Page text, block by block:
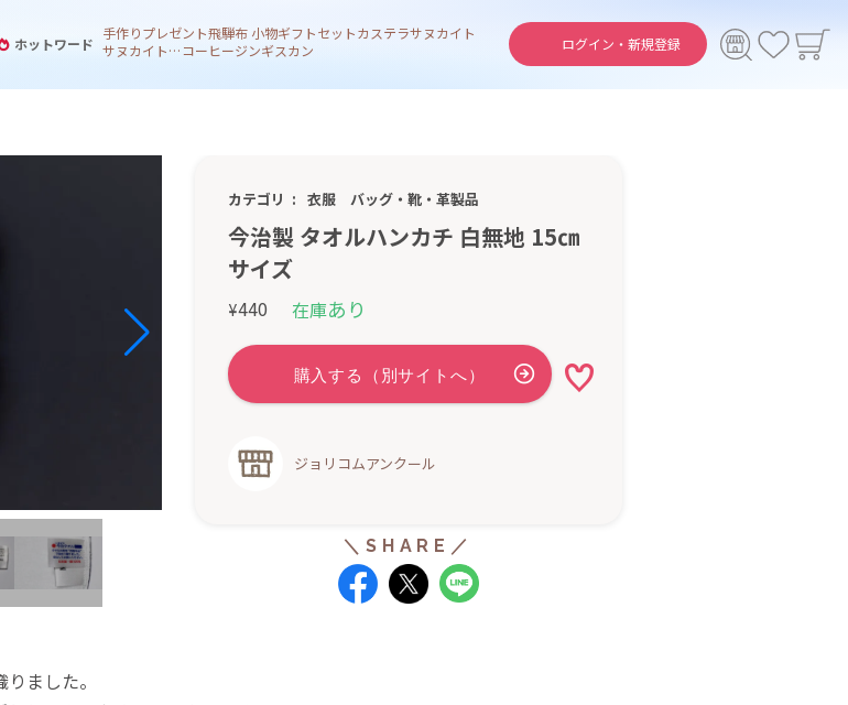
ログイン・ 新規登録
ホットワード
手作りプレゼント飛騨布 小物ギフトセットカステラサヌカイト
サヌカイト 風鈴コーヒージンギスカン
カテゴリ 衣服 バッグ・靴・革製品
今治製 タオルハンカチ 白無地 15㎝
サイズ
¥440 在庫あり
ジョリコムアンクール
ました。